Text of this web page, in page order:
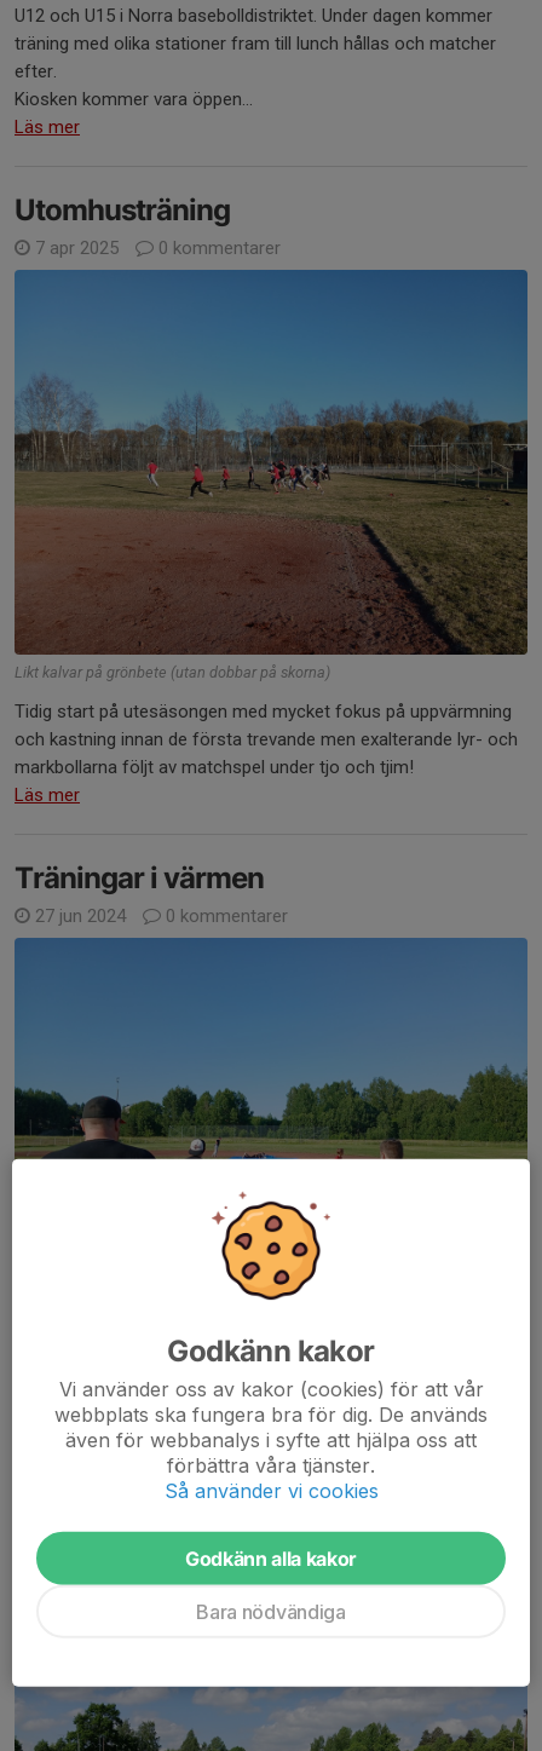
U12 och U15 i Norra basebolldistriktet. Under dagen kommer
träning med olika stationer fram till lunch hållas och matcher
efter.
Kiosken kommer vara öppen...
Läs mer
Utomhusträning
7 apr 2025 0 kommentarer
Likt kalvar på grönbete (utan dobbar på skorna)
Tidig start på utesäsongen med mycket fokus på uppvärmning
och kastning innan de första trevande men exalterande lyr- och
markbollarna följt av matchspel under tjo och tjim!
Läs mer
Träningar i värmen
27 jun 2024 0 kommentarer
Träning som vanligt tisdagar och torsdagar 17-1830 för
ungdomarna och 18-1930 för seniorerna trots heta dagar som
vi haft nu i veckan.
Under torsdagen gick ungdomar och seniorer samman för att
nyttja presenningar, vatten...
Träningsdag i Falun
0 kommentarer
Godkänn kakor
Vi använder oss av kakor (cookies) för att vår
webbplats ska fungera bra för dig. De används
även för webbanalys i syfte att hjälpa oss att
förbättra våra tjänster.
Så använder vi cookies
Godkänn alla kakor
Bara nödvändiga